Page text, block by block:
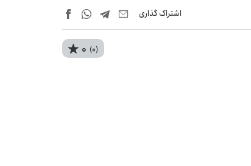
اشتراک‌ گذاری
0 (0)